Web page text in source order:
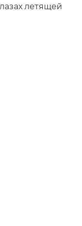
летящей